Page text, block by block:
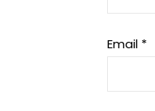
Email *